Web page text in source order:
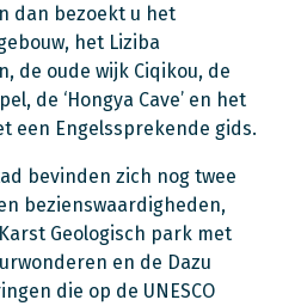
dan bezoekt u het
het Liziba
de oude wijk Ciqikou, de
de ‘Hongya Cave’ en het
een Engelssprekende gids.
bevinden zich nog twee
bezienswaardigheden,
Geologisch park met
en de Dazu
die op de UNESCO